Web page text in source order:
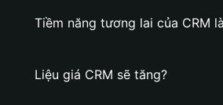
Tiềm năng tương lai của CRM
Liệu giá CRM sẽ tăng?